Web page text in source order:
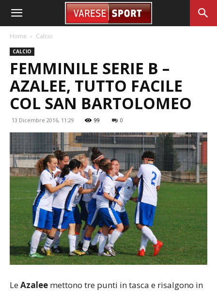
Home Calcio
CALCIO
FEMMINILE SERIE B –
AZALEE, TUTTO FACILE
COL SAN BARTOLOMEO
13 Dicembre 2016, 11:29 99 0
LeAzalee mettono tre punti in tasca e risalgono in